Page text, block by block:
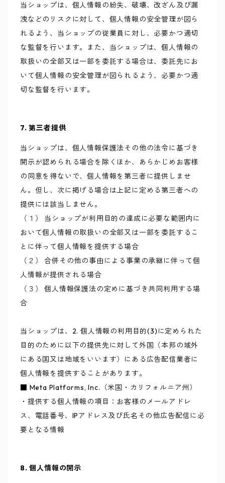
当ショップは、個人情報の紛失、破壊、改ざん及び漏
洩などのリスクに対して、個人情報の安全管理が図ら
れるよう、当ショップの従業員に対し、必要かつ適切
な監督を行います。また、当ショップは、個人情報の
取扱いの全部又は一部を委託する場合は、委託先にお
いて個人情報の安全管理が図られるよう、必要かつ適
切な監督を行います。
7. 第三者提供
当ショップは、個人情報保護法その他の法令に基づき
開示が認められる場合を除くほか、あらかじめお客様
の同意を得ないで、個人情報を第三者に提供しませ
ん。但し、次に掲げる場合は上記に定める第三者への
提供には該当しません。
（１） 当ショップが利用目的の達成に必要な範囲内に
おいて個人情報の取扱いの全部又は一部を委託するこ
とに伴って個人情報を提供する場合
（２） 合併その他の事由による事業の承継に伴って個
人情報が提供される場合
（３） 個人情報保護法の定めに基づき共同利用する場
合
当ショップは、2. 個人情報の利用目的(3)に定められた
目的のために以下の提供先に対して外国（本邦の域外
にある国又は地域をいいます）にある広告配信業者に
個人情報を提供することがあります。
■ Meta Platforms, Inc.（米国・カリフォルニア州）
・提供する個人情報の項目：お客様のメールアドレ
ス、電話番号、IPアドレス及び氏名その他広告配信に必
要となる情報
8. 個人情報の開示